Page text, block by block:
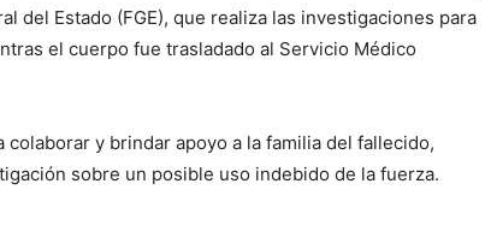
del Estado (FGE), que realiza las investigaciones para
el cuerpo fue trasladado al Servicio Médico
y brindar apoyo a la familia del fallecido,
sobre un posible uso indebido de la fuerza.